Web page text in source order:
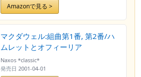
Amazonで見る >
マクダウェル:組曲第1番, 第2番/ハ
ムレットとオフィーリア
Naxos *classic*
発売日 2001-04-01